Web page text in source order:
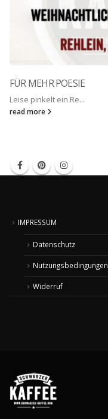
IMPRESSUM
Datenschutz
Nutzungsbedingungen
Widerruf